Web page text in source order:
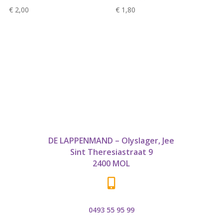
€2,00 € 1,80
DE LAPPENMAND – Olyslager, Jee
Sint Theresiastraat 9
2400 MOL

0493 55 95 99